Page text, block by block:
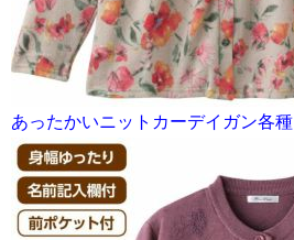
あったかいニットカーデイガン各種